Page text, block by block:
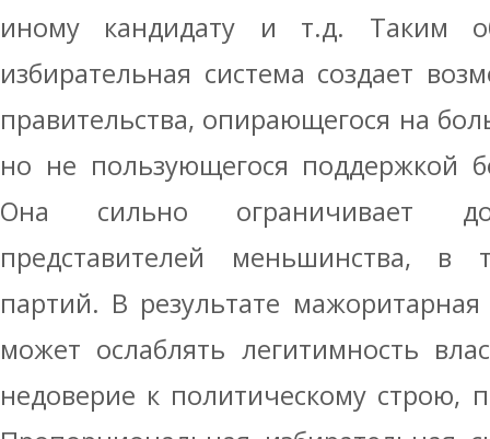
иному кандидату и т.д. Таким
избирательная система создает
правительства, опирающегося на
но не пользующегося поддержкой
Она сильно ограничивает
представителей меньшинства,
партий. В результате мажоритарная
может ослаблять легитимность
недоверие к политическому строю,